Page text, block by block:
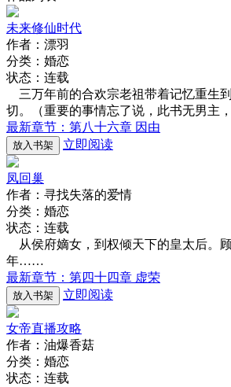
未来修仙时代
作者：漂羽
分类：婚恋
状态：连载
三万年前的合欢宗老祖带着记忆重生
切。（重要的事情忘了说，此书无男主
最新章节：第八十六章 因由
放入书架 立即阅读
凤回巢
作者：寻找失落的爱情
分类：婚恋
状态：连载
从侯府嫡女，到权倾天下的皇太后。
年……
最新章节：第四十四章 虚荣
放入书架 立即阅读
女帝直播攻略
作者：油爆香菇
分类：婚恋
状态：连载